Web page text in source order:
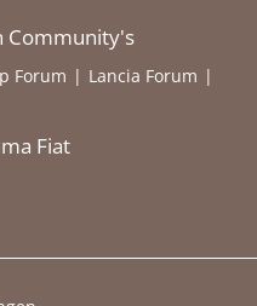
Community's
Forum
Lancia Forum
Fiat